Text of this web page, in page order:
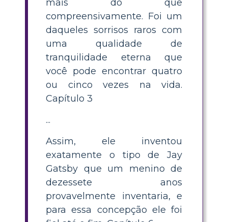
mais do que
compreensivamente. Foi um
daqueles sorrisos raros com
uma qualidade de
tranquilidade eterna que
você pode encontrar quatro
ou cinco vezes na vida.
Capítulo 3
...
Assim, ele inventou
exatamente o tipo de Jay
Gatsby que um menino de
dezessete anos
provavelmente inventaria, e
para essa concepção ele foi